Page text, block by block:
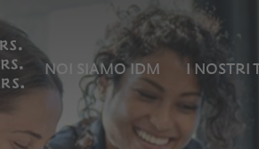
NOI SIAMO IDM I NOSTRI